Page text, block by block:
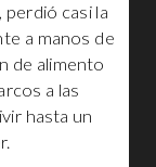
casi la
a manos de
de alimento
a las
hasta un